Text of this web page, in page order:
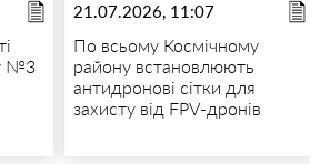
№3
21.07.2026, 11:07
По всьому Космічному
району встановлюють
антидронові сітки для
захисту від FPV-дронів